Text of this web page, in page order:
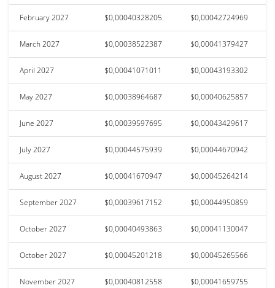
February 2027 $0,00040328205 $0,00042724969
March 2027 $0,00038522387 $0,00041379427
April 2027 $0,00041071011 $0,00043193302
May 2027 $0,00038964687 $0,00040625857
June 2027 $0,00039597695 $0,00043429617
July 2027 $0,00044575939 $0,00044670942
August 2027 $0,00041670947 $0,00045264214
September 2027 $0,00039617152 $0,00044950859
October 2027 $0,00040493863 $0,00041130047
October 2027 $0,00045201218 $0,00045265566
November 2027 $0,00040812558 $0,00041659755